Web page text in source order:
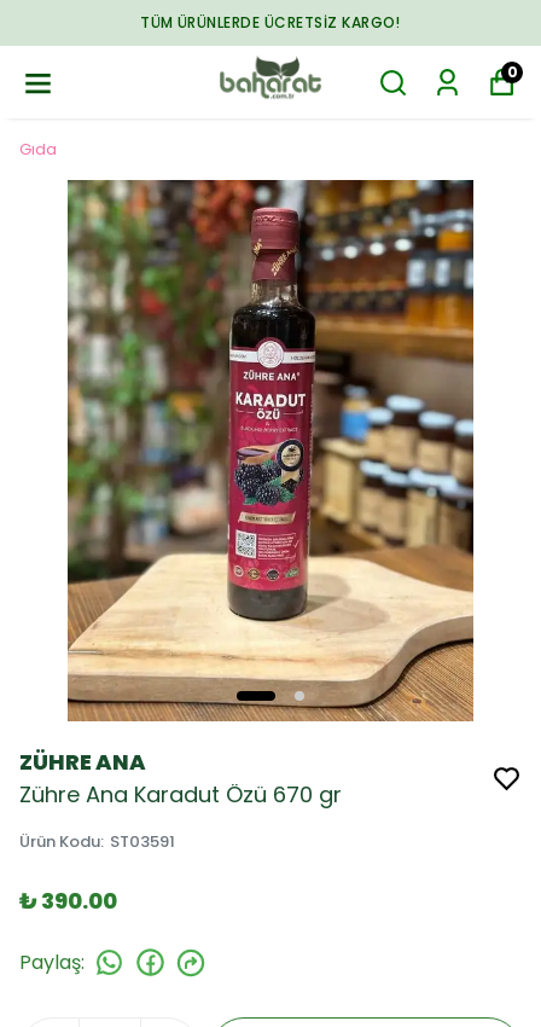
TÜM ÜRÜNLERDE ÜCRETSIZ KARGO!
0
Gıda
ZÜHRE ANA
Zühre Ana Karadut Özü 670 gr
Ürün Kodu: ST03591
₺ 390.00
Paylaş: